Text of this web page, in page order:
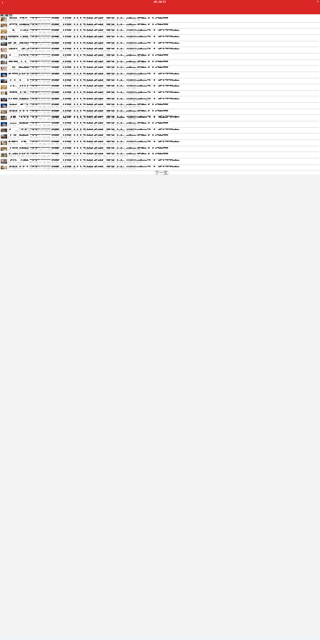
家城市
家城市吕梁开一家城市便捷酒店要多少钱
随着旅游业的快速发展，城市酒店行业也迎来了蓬勃的发展机会。吕梁...
思茅开一家城市便捷酒店要多少钱
1、城市便捷酒店的定位和服务城市便捷酒店是一种价格实惠、设施...
天津开一家城市便捷酒店需要什条件
天津开一家城市便捷酒店需要什么条件近年来，随着旅游业的快速发展...
平凉开一家城市便捷酒店需要什条件
快速开设城市便捷酒店是满足当今旅行需求的有效方式之一。平凉作...
抚顺开一家城市便捷酒店需要什条件
在抚顺开设一家城市便捷酒店需要充分考虑市场需求、选址、资金投...
新乡开一家城市便捷酒店需要什条件
一、城市便捷酒店的背景与需求城市便捷酒店作为快捷、舒适、经济...
广州开一家城市便捷酒店要多少钱
广州是中国的第三大城市，也是一个繁华的商业和旅游中心。如今，城市...
丽江开一家城市便捷酒店要多少钱
一、需求背景位于中国云南省的丽江，是一个旅游景区，吸引着大量的游...
无锡开一家城市便捷酒店要多少钱
无锡是一座美丽的城市，吸引着众多游客的光临。对于那些来自外地的...
德阳开一家城市便捷酒店需要什条件
一、城市便捷酒店的背景与发展趋势城市旅游业的快速发展，使得酒店...
江门开一家城市便捷酒店需要什条件
江门开办一家城市便捷酒店，需要一定的条件和筹备工作。本文将从市...
定西开一家城市便捷酒店需要什条件
一、城市便捷酒店的兴起现代社会的快节奏生活使得人们对出行的要...
重庆开一家城市便捷酒店需要什条件
一、概述城市便捷酒店是现代社会快节奏生活方式的产物，为忙碌的商...
陇南开一家城市便捷酒店需要什条件
开一家城市便捷酒店需要的条件概述：如今，随着人们生活水平的提高，城...
黄石开一家城市便捷酒店要多少钱
黄石开一家城市便捷酒店要多少钱随着旅游业的发展，城市便捷酒店成...
莆田开一家城市便捷酒店要多少钱
在莆田开一家城市便捷酒店需要多少钱？这是许多想要投资酒店行业的...
永州开一家城市便捷酒店需要什条件
在永州开设一家城市便捷酒店是一个具备发展潜力的商业机会。随着...
晋中开一家城市便捷酒店要多少钱
在晋中开一家城市便捷酒店需要多少资金？这是很多人在考虑投资城市...
广安开一家城市便捷酒店需要什条件
1、城市便捷酒店的概述城市便捷酒店是在广安市开设一家便捷酒店...
汉中开一家城市便捷酒店要多少钱
在汉中开一家城市便捷酒店需要多少资金？这是很多人心里的疑问。下...
衡水开一家城市便捷酒店需要什条件
衡水开一家城市便捷酒店需要什条件介绍：城市便捷酒店在如今的经济...
渭南开一家城市便捷酒店要多少钱
近年来，随着旅游行业的快速发展，人们越来越注重旅行的舒适和便捷。...
绵阳开一家城市便捷酒店要多少钱
城市便捷酒店起初是源于快节奏的都市生活，满足现代人对便利、舒适...
本溪开一家城市便捷酒店需要什条件
在本溪开一家城市便捷酒店需要满足一系列条件，这些条件将直接影响...
莆田开一家城市便捷酒店需要什条件
在莆田开一家城市便捷酒店需要具备一定的条件。本文将从地理位置...
下一页
Copyright © 2012 - 2025 www.jiudianjiameng.cc. All Rights Reserved. 酒店加盟版权所有
免费获取各酒店招商资料
免费获取招商资料